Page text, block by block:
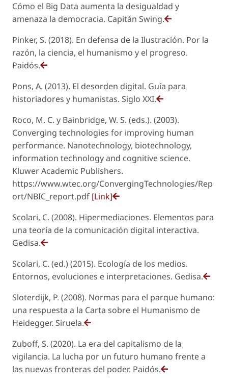
Cómo el Big Data aumenta la desigualdad y
amenaza la democracia. Capitán Swing.
Pinker, S. (2018). En defensa de la Ilustración. Por la
razón, la ciencia, el humanismo y el progreso.
Paidós.
Pons, A. (2013). El desorden digital. Guía para
historiadores y humanistas. Siglo XXI.
Roco, M. C. y Bainbridge, W. S. (eds.). (2003).
Converging technologies for improving human
performance. Nanotechnology, biotechnology,
information technology and cognitive science.
Kluwer Academic Publishers.
https://www.wtec.org/ConvergingTechnologies/Rep
ort/NBIC_report.pdf [Link]
Scolari, C. (2008). Hipermediaciones. Elementos para
una teoría de la comunicación digital interactiva.
Gedisa.
Scolari, C. (ed.) (2015). Ecología de los medios.
Entornos, evoluciones e interpretaciones. Gedisa.
Sloterdijk, P. (2008). Normas para el parque humano:
una respuesta a la Carta sobre el Humanismo de
Heidegger. Siruela.
Zuboff, S. (2020). La era del capitalismo de la
vigilancia. La lucha por un futuro humano frente a
las nuevas fronteras del poder. Paidós.